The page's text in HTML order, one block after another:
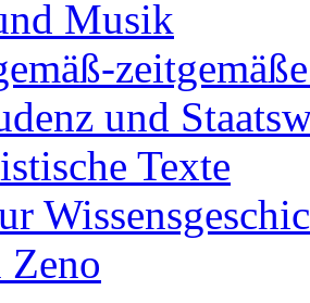
Musik
und
Texte